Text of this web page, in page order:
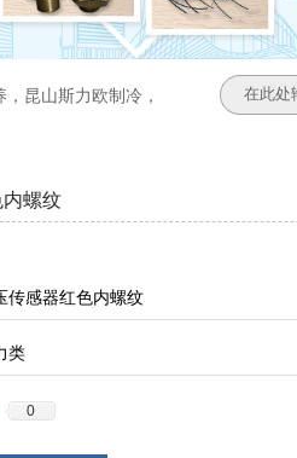
昆山斯力欧制冷，
螺纹
传感器红色内螺纹
类
0